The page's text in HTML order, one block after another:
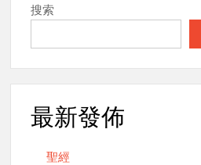
搜索
最新發佈
聖經